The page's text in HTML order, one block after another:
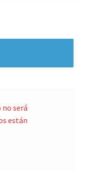
será
están